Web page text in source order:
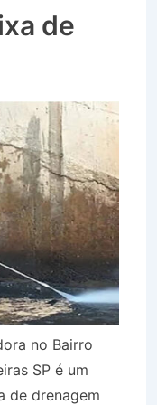
de
no Bairro
SP é um
de drenagem